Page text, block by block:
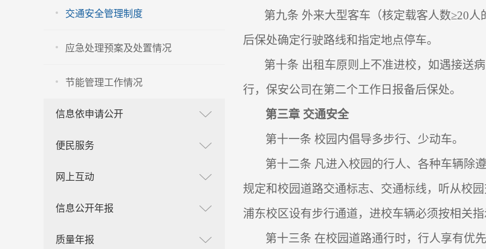
交通安全管理制度
应急处理预案及处置情况
节能管理工作情况
信息依申请公开
便民服务
网上互动
信息公开年报
质量年报
第九条 外来大型客车（核定载客人数≥20人
后保处确定行驶路线和指定地点停车。
第十条 出租车原则上不准进校，如遇接送
行，保安公司在第二个工作日报备后保处。
第三章 交通安全
第十一条 校园内倡导多步行、少动车。
第十二条 凡进入校园的行人、各种车辆除
规定和校园道路交通标志、交通标线，听从校
浦东校区设有步行通道，进校车辆必须按相关
第十三条 在校园道路通行时，行人享有优